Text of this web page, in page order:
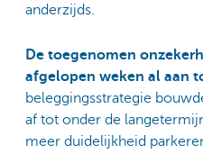
anderzijds.
De toegenomen
afgelopen weken al aan
beleggingsstrategie
af tot onder de
meer duidelijkheid